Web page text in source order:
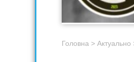
Головна > Актуально